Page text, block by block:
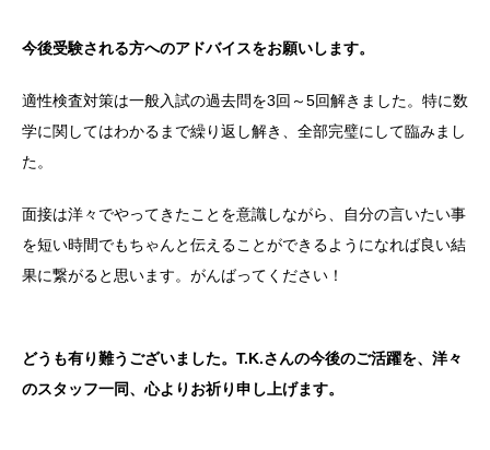
今後受験される方へのアドバイスをお願いします。
適性検査対策は一般入試の過去問を3回～5回解きました。特に数
学に関してはわかるまで繰り返し解き、全部完璧にして臨みまし
た。
面接は洋々でやってきたことを意識しながら、自分の言いたい事
を短い時間でもちゃんと伝えることができるようになれば良い結
果に繋がると思います。がんばってください！
どうも有り難うございました。T.K.さんの今後のご活躍を、洋々
のスタッフ一同、心よりお祈り申し上げます。